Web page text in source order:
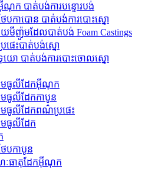
ណុក បាត់បង់ការបន្ទោរបង់
ែបកាបោន បាត់បង់ការបោះស្នោ
មីញ៉ូមដែលបាត់បង់ Foam Castings
រផេះ​បាត់​បង់​ស្នោ
យោ បាត់បង់ការបោះចោលស្នោ
មធូលីដែកអ៊ីណុក
មធូលីដែកកាបូន
មធូលីដែកពណ៌ប្រផេះ
មធូលីដែក
ែបកាបូន
ធាតុដែកអ៊ីណុក